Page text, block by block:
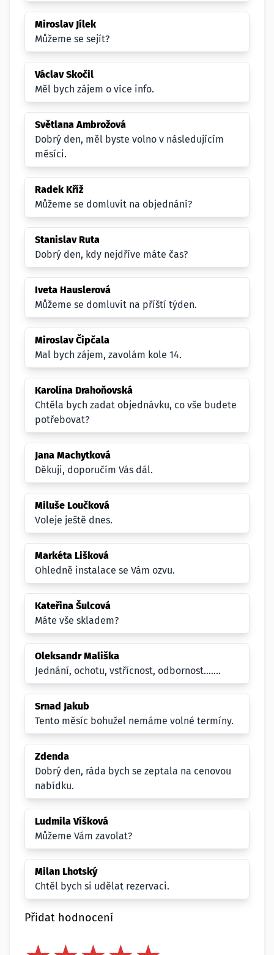
Miroslav Jílek
Můžeme se sejít?
Václav Skočil
Měl bych zájem o více info.
Světlana Ambrožová
Dobrý den, měl byste volno v následujícím
měsíci.
Radek Kříž
Můžeme se domluvit na objednání?
Stanislav Ruta
Dobrý den, kdy nejdříve máte čas?
Iveta Hauslerová
Můžeme se domluvit na příští týden.
Miroslav Čipčala
Mal bych zájem, zavolám kole 14.
Karolína Drahoňovská
Chtěla bych zadat objednávku, co vše budete
potřebovat?
Jana Machytková
Děkuji, doporučím Vás dál.
Miluše Loučková
Voleje ještě dnes.
Markéta Lišková
Ohledně instalace se Vám ozvu.
Kateřina Šulcová
Máte vše skladem?
Oleksandr Mališka
Jednání, ochotu, vstřícnost, odbornost.......
Srnad Jakub
Tento měsíc bohužel nemáme volné termíny.
Zdenda
Dobrý den, ráda bych se zeptala na cenovou
nabídku.
Ludmila Víšková
Můžeme Vám zavolat?
Milan Lhotský
Chtěl bych si udělat rezervaci.
Přidat hodnocení